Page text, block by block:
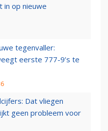
in op nieuwe
tegenvaller:
eerste 777-9’s te
Dat vliegen
geen probleem voor